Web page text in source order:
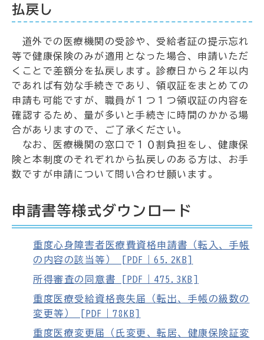
払戻し
道外での医療機関の受診や、受給者証の提示忘れ
等で健康保険のみが適用となった場合、申請いただ
くことで差額分を払戻します。診療日から２年以内
であれば有効な手続きであり、領収証をまとめての
申請も可能ですが、職員が１つ１つ領収証の内容を
確認するため、量が多いと手続きに時間のかかる場
合がありますので、ご了承ください。
なお、医療機関の窓口で１０割負担をし、健康保
険と本制度のそれぞれから払戻しのある方は、お手
数ですが申請について問い合わせ願います。
申請書等様式ダウンロード
重度心身障害者医療費資格申請書（転入、手帳
の内容の該当等） [PDF｜65.2KB]
所得審査の同意書 [PDF｜475.3KB]
重度医療受給資格喪失届（転出、手帳の級数の
変更等） [PDF｜78KB]
重度医療変更届（氏変更、転居、健康保険証変